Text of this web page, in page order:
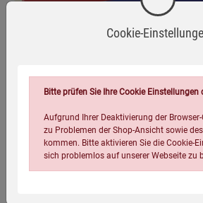
Cookie-
Bitte prüfen Sie Ihre Cookie Einstellungen
Aufgrund Ihrer Deaktivierung der
zu Problemen der Shop-Ansicht sowie
kommen. Bitte aktivieren Sie die Cookie-
sich problemlos auf unserer Webseite zu